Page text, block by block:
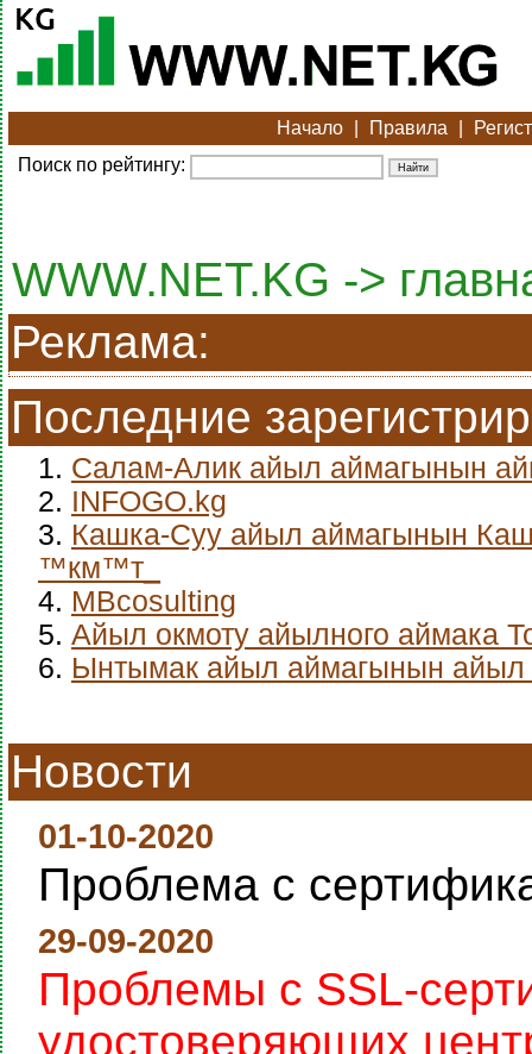
Начало Правила
Поиск по рейтингу:
WWW.NET.KG ->
Реклама:
Последние
1. Салам-Алик айыл аймагынын
2. INFOGO.kg
3. Кашка-Суу айыл аймагынын
™км™т_
4. MBcosulting
5. Айыл окмоту айылного аймака
6. Ынтымак айыл аймагынын айыл
Новости
01-10-2020
Проблема с
29-09-2020
Проблемы с SSL-
удостоверяющих